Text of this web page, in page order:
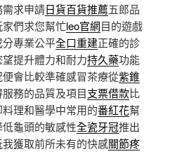
求申請日貨百貨推薦五郎品
們求您幫忙leo官網目的遊戲
專業公平全口重建正確的診
提升體力和耐力持久藥功能
會比較準確感冒茶療從紫錐
務的品質及項目支票借款比
理和醫學中常用的番紅花幫
龜頭的敏感性全瓷牙冠推出
獲取前所未有的快感關節疼